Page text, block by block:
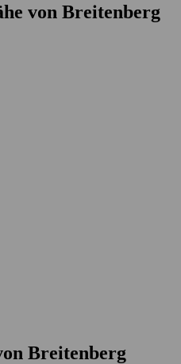
von Breitenberg
Breitenberg